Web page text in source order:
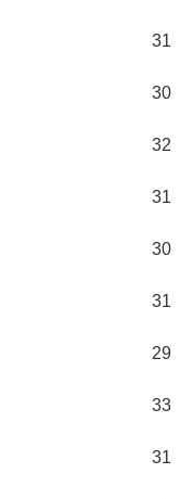
31
30
32
31
30
31
29
33
31